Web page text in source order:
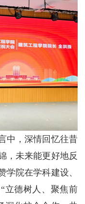
，深情回忆往昔
，未来能更好地反
学院在学科建设、
立德树人、聚焦前